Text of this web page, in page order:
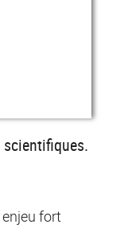
scientifiques.
fort